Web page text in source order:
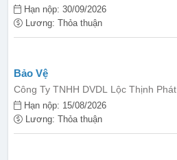
Hạn nộp: 30/09/2026
Lương: Thỏa thuận
Bảo Vệ
Công Ty TNHH DVDL Lộc Thịnh Phát
Hạn nộp: 15/08/2026
Lương: Thỏa thuận